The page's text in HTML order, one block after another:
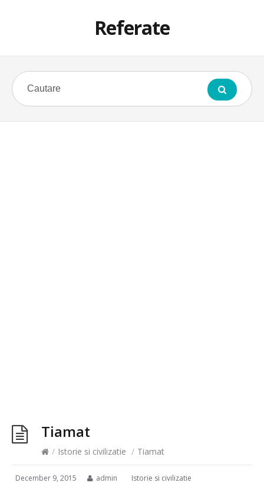
Referate
Tiamat
/ Istorie si civilizatie / Tiamat
December 9, 2015 admin Istorie si civilizatie